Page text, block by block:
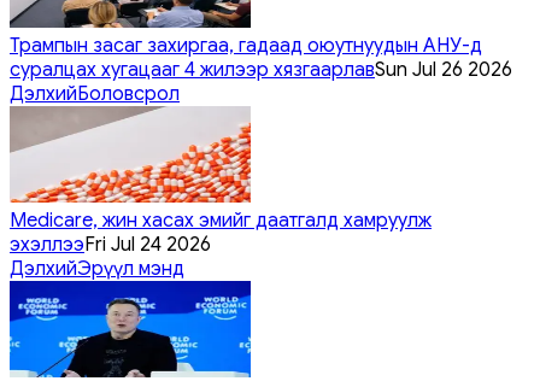
Трампын засаг захиргаа, гадаад оюутнуудын АНУ-д
суралцах хугацааг 4 жилээр хязгаарлавSun Jul 26 2026
ДэлхийБоловсрол
Medicare, жин хасах эмийг даатгалд хамруулж
эхэллээFri Jul 24 2026
ДэлхийЭрүүл мэнд